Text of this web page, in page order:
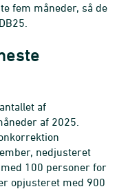
fem måneder, så de
af
af 2025.
nedjusteret
100 personer for
opjusteret med 900